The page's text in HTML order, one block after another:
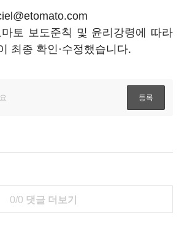
토 보도준칙 및 윤리강령에 따라
최종 확인·수정했습니다.
0/0 댓글 더보기